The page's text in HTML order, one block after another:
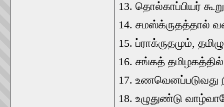
13. தொல்காப்பியர்
14. சமஸ்க்ருதத்தால்
15. ப்ராக்ருதமும்,
16. சங்கத்
17. உணவெனப்படுவது
18. உழுதுண்டு